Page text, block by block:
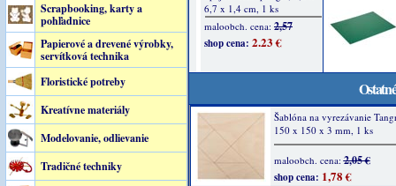
Scrapbooking, karty a
pohľadnice
Papierové a drevené výrobky,
servítková technika
Floristické potreby
Kreatívne materiály
Modelovanie, odlievanie
Tradičné techniky
Šablóna na vyrezávanie
150 x 150 x 3 mm, 1 ks
maloobch. cena:2,05 €
shop cena: 1,78 €